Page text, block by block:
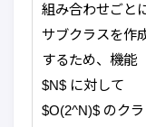
組み合わせごと
サブクラスを作
するため、機能
$N$ に対して
$O(2^N)$ のクラ